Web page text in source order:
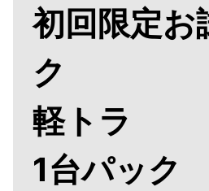
初回限定お
ク
軽トラ
1台パック